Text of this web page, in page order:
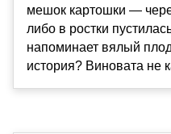
мешок картошки —
либо в ростки
напоминает вялый
история? Виновата не